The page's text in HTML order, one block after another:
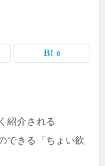
0
紹介される
できる「ちょい飲